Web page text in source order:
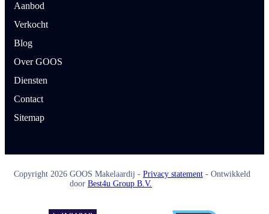
Aanbod
Verkocht
Blog
Over GOOS
Diensten
Contact
Sitemap
Copyright 2026 GOOS Makelaardij - Privacy statement - Ontwikkeld
door Best4u Group B.V.